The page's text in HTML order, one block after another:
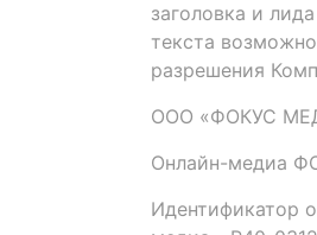
заголовка и
текста
разрешения
ООО «ФОКУС
Онлайн-медиа
Идентификатор